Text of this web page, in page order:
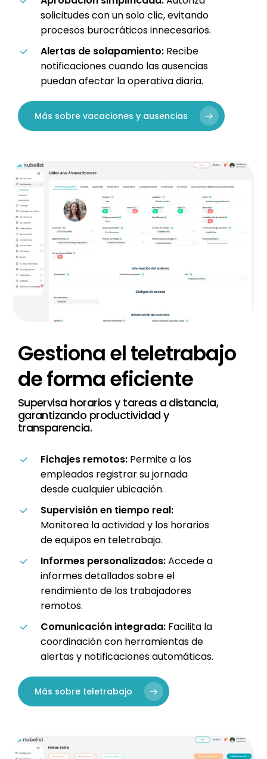
solicitudes con un solo clic, evitando
procesos burocráticos innecesarios.
Alertas de solapamiento:Recibe
notificaciones cuando las ausencias
puedan afectar la operativa diaria.
Más sobre vacaciones y ausencias
Gestionaelteletrabajo
deformaeficiente
Supervisa horarios y tareas a distancia,
garantizando productividad y
transparencia.
Fichajes remotos:Permite a los
empleados registrar su jornada
desde cualquier ubicación.
Supervisión en tiempo real:
Monitorea la actividad y los horarios
de equipos en teletrabajo.
Informes personalizados:Accede a
informes detallados sobre el
rendimiento de los trabajadores
remotos.
Comunicación integrada:Facilita la
coordinación con herramientas de
alertas y notificaciones automáticas.
Más sobre teletrabajo